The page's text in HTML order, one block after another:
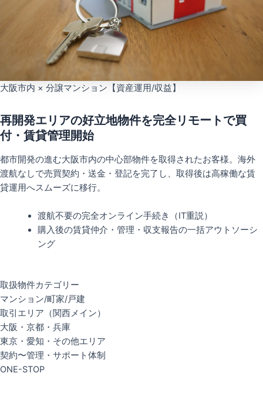
大阪市内 × 分譲マンション【資産運用/収益】
再開発エリアの好立地物件を完全リモートで買
付・賃貸管理開始
都市開発の進む大阪市内の中心部物件を取得されたお客様。海外
渡航なしで売買契約・送金・登記を完了し、取得後は高稼働な賃
貸運用へスムーズに移行。
渡航不要の完全オンライン手続き（IT重説）
購入後の賃貸仲介・管理・収支報告の一括アウトソーシ
ング
取扱物件カテゴリー
マンション/町家/戸建
取引エリア（関西メイン）
大阪・京都・兵庫
東京・愛知・その他エリア
契約〜管理・サポート体制
ONE-STOP